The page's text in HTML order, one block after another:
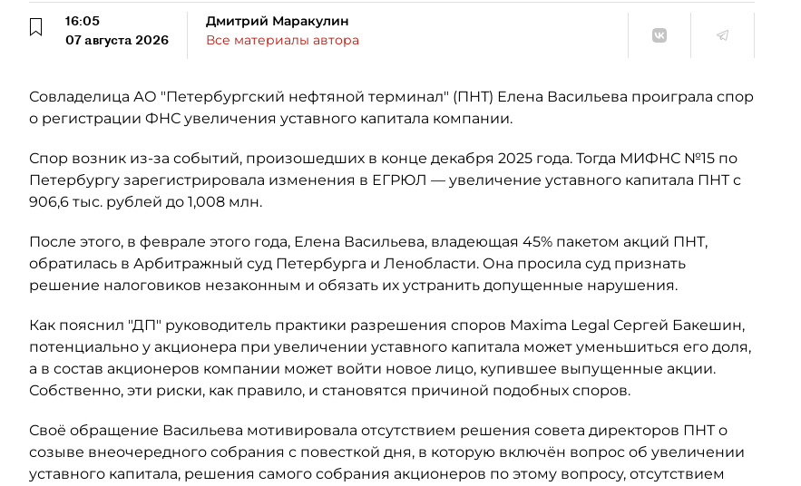
16:05
07 августа 2026
Дмитрий Маракулин
Все материалы автора
Совладелица АО "Петербургский нефтяной терминал" (ПНТ) Елена Васильева проиграла спор
о регистрации ФНС увеличения уставного капитала компании.
Спор возник из-за событий, произошедших в конце декабря 2025 года. Тогда МИФНС №15 по
Петербургу зарегистрировала изменения в ЕГРЮЛ — увеличение уставного капитала ПНТ с
906,6 тыс. рублей до 1,008 млн.
После этого, в феврале этого года, Елена Васильева, владеющая 45% пакетом акций ПНТ,
обратилась в Арбитражный суд Петербурга и Ленобласти. Она просила суд признать
решение налоговиков незаконным и обязать их устранить допущенные нарушения.
Как пояснил "ДП" руководитель практики разрешения споров Maxima Legal Сергей Бакешин,
потенциально у акционера при увеличении уставного капитала может уменьшиться его доля,
а в состав акционеров компании может войти новое лицо, купившее выпущенные акции.
Собственно, эти риски, как правило, и становятся причиной подобных споров.
Своё обращение Васильева мотивировала отсутствием решения совета директоров ПНТ о
созыве внеочередного собрания с повесткой дня, в которую включён вопрос об увеличении
уставного капитала, решения самого собрания акционеров по этому вопросу, отсутствием